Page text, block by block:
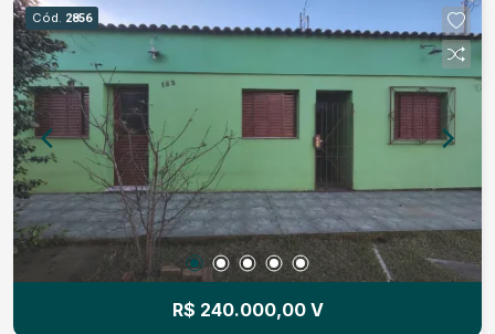
Cód. 2856
R$ 240.000,00 V